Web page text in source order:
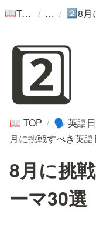
📖 TOP / / 2️⃣
2️⃣
📖 TOP / 🗣️ 英語
月に挑戦すべき英
8月に挑
ーマ30選